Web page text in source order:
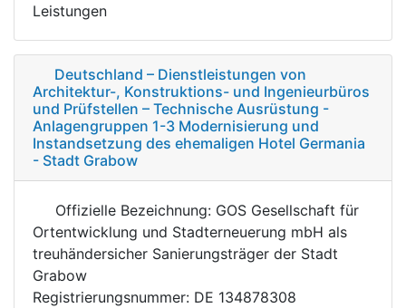
Leistungen
Deutschland – Dienstleistungen von
Architektur-, Konstruktions- und Ingenieurbüros
und Prüfstellen – Technische Ausrüstung -
Anlagengruppen 1-3 Modernisierung und
Instandsetzung des ehemaligen Hotel Germania
- Stadt Grabow
Offizielle Bezeichnung: GOS Gesellschaft für
Ortentwicklung und Stadterneuerung mbH als
treuhändersicher Sanierungsträger der Stadt
Grabow
Registrierungsnummer: DE 134878308